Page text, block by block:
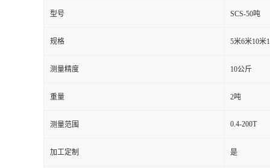
型号 SCS-50吨
规格 5米6米10米
测量精度 10公斤
重量 2吨
测量范围 0.4-200T
加工定制 是